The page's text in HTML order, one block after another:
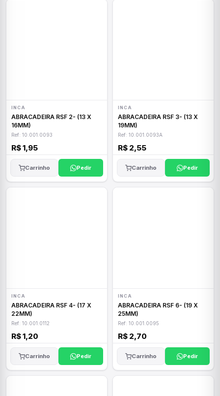
INCA
ABRACADEIRA RSF 2- (13 X
16MM)
Ref: 10.001.0093
R$ 1,95
Carrinho Pedir
INCA
ABRACADEIRA RSF 3- (13 X
19MM)
Ref: 10.001.0093A
R$ 2,55
Carrinho Pedir
INCA
ABRACADEIRA RSF 4- (17 X
22MM)
Ref: 10.001.0112
R$ 1,20
Carrinho Pedir
INCA
ABRACADEIRA RSF 6- (19 X
25MM)
Ref: 10.001.0095
R$ 2,70
Carrinho Pedir